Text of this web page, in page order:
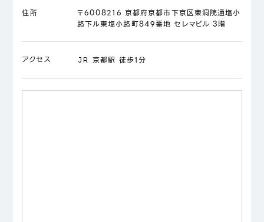
住所
〒6008216 京都府京都市下京区東洞院通塩小
路下ル東塩小路町849番地 セレマビル 3階
アクセス ＪＲ 京都駅 徒歩1分